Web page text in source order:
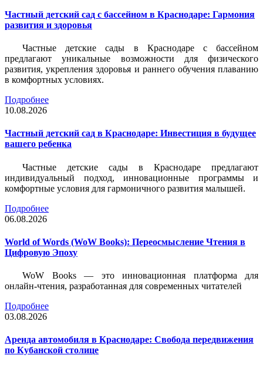
Частный детский сад с бассейном в Краснодаре: Гармония
развития и здоровья
Частные детские сады в Краснодаре с бассейном
предлагают уникальные возможности для физического
развития, укрепления здоровья и раннего обучения плаванию
в комфортных условиях.
Подробнее
10.08.2026
Частный детский сад в Краснодаре: Инвестиция в будущее
вашего ребенка
Частные детские сады в Краснодаре предлагают
индивидуальный подход, инновационные программы и
комфортные условия для гармоничного развития малышей.
Подробнее
06.08.2026
World of Words (WoW Books): Переосмысление Чтения в
Цифровую Эпоху
WoW Books — это инновационная платформа для
онлайн-чтения, разработанная для современных читателей
Подробнее
03.08.2026
Аренда автомобиля в Краснодаре: Свобода передвижения
по Кубанской столице